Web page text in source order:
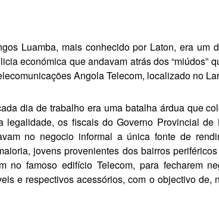
Luamba, mais conhecido por Laton, era um
econó­mica que andavam atrás dos “miúdos”
Angola Telecom, localizado no
dia de trabalho era uma batalha árdua que
legali­dade, os fiscais do Governo Provincial
no negocio informal a única fonte de
jovens prove­nientes dos bairros
no famoso edifício Telecom, para fecharem
e respectivos acessórios, com o objectivo de,